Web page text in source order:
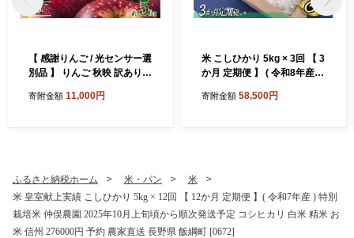
【 感謝りんご / 光センサー選
別品 】 りんご 秋映 訳あり 5
証 ながの農業協同組合 2026
[1202]
寄附金額 11,000円
米 こしひかり 5kg × 3回 【 3
か月 定期便 】 ( 令和8年産 )
への配送不可 2026年10月上
寄附金額 58,500円
ふるさと納税ホーム 米・パン
米
米 皇室献上実績 こしひかり 5kg × 12回 【 12か月 定期便 】( 令和7年産 ) 特別
栽培米 仲俣農園 2025年10月上旬頃から順次発送予定 コシヒカリ 白米 精米 お
米 信州 276000円 予約 農家直送 長野県 飯綱町 [0672]